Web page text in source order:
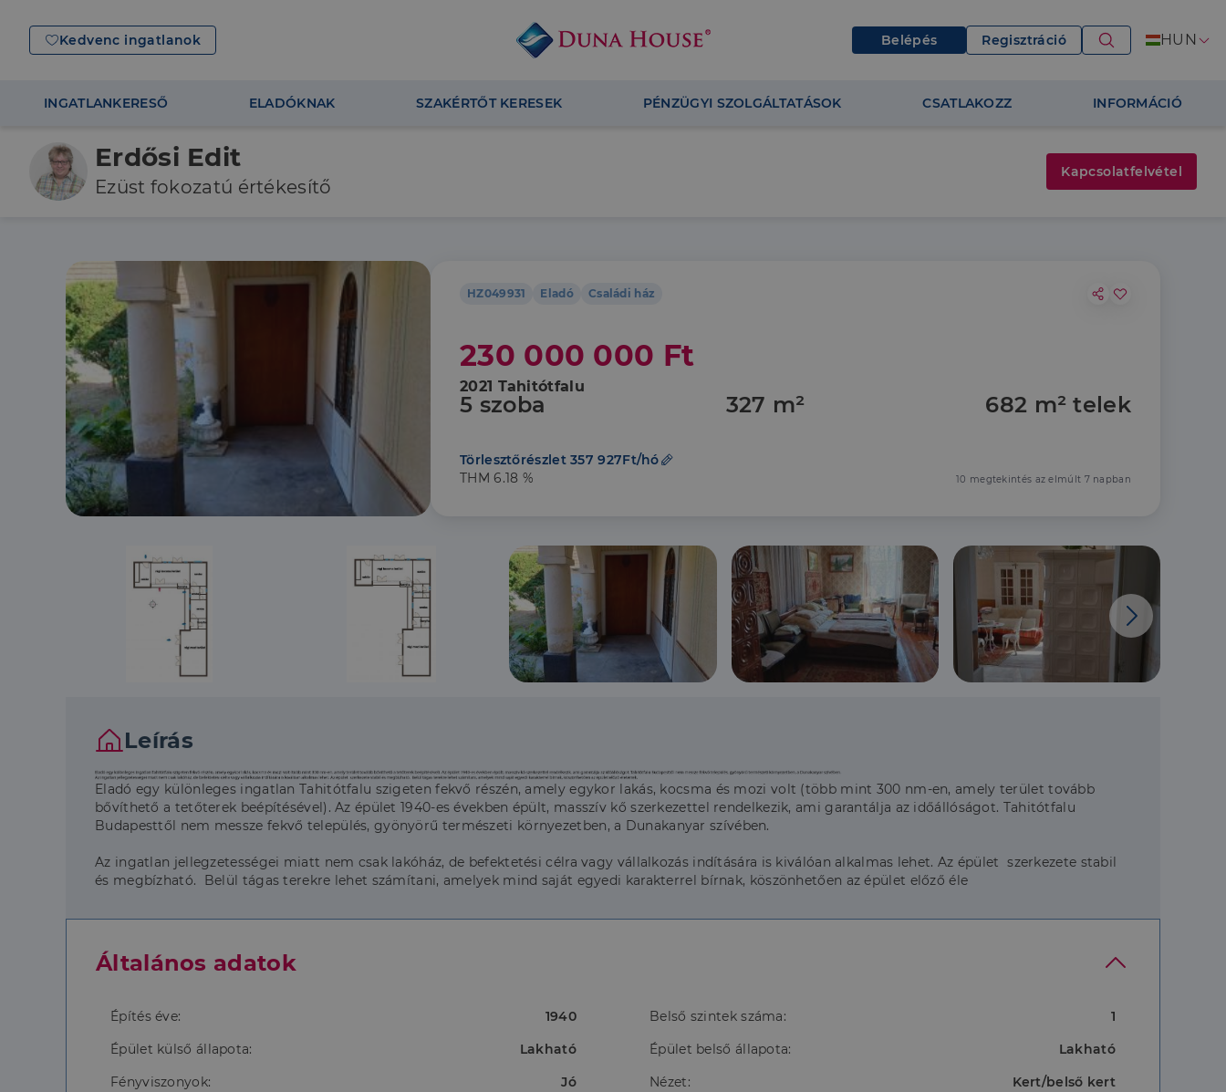
Kedvenc ingatlanok Belépés Regisztráció HUN
INGATLANKERESŐ ELADÓKNAK SZAKÉRTŐT KERESEK PÉNZÜGYI SZOLGÁLTATÁSOK CSATLAKOZZ INFORMÁCIÓ
HZ049931 Eladó Családi ház
230 000 000 Ft
2021 Tahitótfalu
5 szoba 327 m² 682 m² telek
Törlesztőrészlet 357 927Ft/hó
THM 6.18 %
10 megtekintés az elmúlt 7 napban
Leírás
Eladó egy különleges ingatlan Tahitótfalu szigeten fekvő részén, amely egykor lakás, kocsma és mozi volt (több mint 300 nm-en, amely terület tovább
bővíthető a tetőterek beépítésével). Az épület 1940-es években épült, masszív kő szerkezettel rendelkezik, ami garantálja az időállóságot. Tahitótfalu
Budapesttől nem messze fekvő település, gyönyörű természeti környezetben, a Dunakanyar szívében.
Az ingatlan jellegzetességei miatt nem csak lakóház, de befektetési célra vagy vállalkozás indítására is kiválóan alkalmas lehet. Az épület szerkezete stabil
és megbízható. Belül tágas terekre lehet számítani, amelyek mind saját egyedi karakterrel bírnak, köszönhetően az épület előző éle
Általános adatok
Építés éve: 1940 Belső szintek száma:
1
Épület külső állapota:
Lakható Épület belső állapota:
Lakható
Fényviszonyok:
Jó Nézet:
Kert/belső kert
Erdősi Edit
Ezüst fokozatú értékesítő
Kapcsolatfelvétel